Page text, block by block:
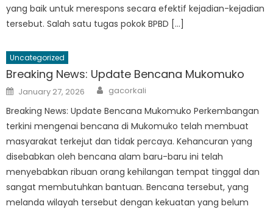
yang baik untuk merespons secara efektif kejadian-kejadian
tersebut. Salah satu tugas pokok BPBD […]
Uncategorized
Breaking News: Update Bencana Mukomuko
Posted
on
January 27, 2026 Author
gacorkali
Breaking News: Update Bencana Mukomuko Perkembangan
terkini mengenai bencana di Mukomuko telah membuat
masyarakat terkejut dan tidak percaya. Kehancuran yang
disebabkan oleh bencana alam baru-baru ini telah
menyebabkan ribuan orang kehilangan tempat tinggal dan
sangat membutuhkan bantuan. Bencana tersebut, yang
melanda wilayah tersebut dengan kekuatan yang belum